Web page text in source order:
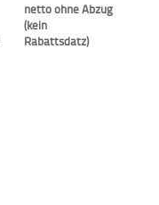
netto ohne Abzug
(kein
Rabattsdatz)